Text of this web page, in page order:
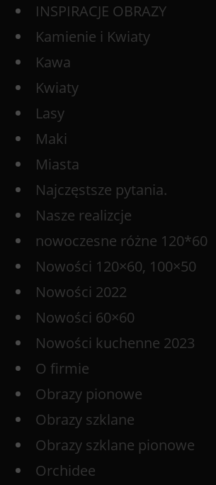
INSPIRACJE OBRAZY
Kamienie i Kwiaty
Kawa
Kwiaty
Lasy
Maki
Miasta
Najczęstsze pytania.
Nasze realizcje
nowoczesne różne 120*60
Nowości 120×60, 100×50
Nowości 2022
Nowości 60×60
Nowości kuchenne 2023
O firmie
Obrazy pionowe
Obrazy szklane
Obrazy szklane pionowe
Orchidee